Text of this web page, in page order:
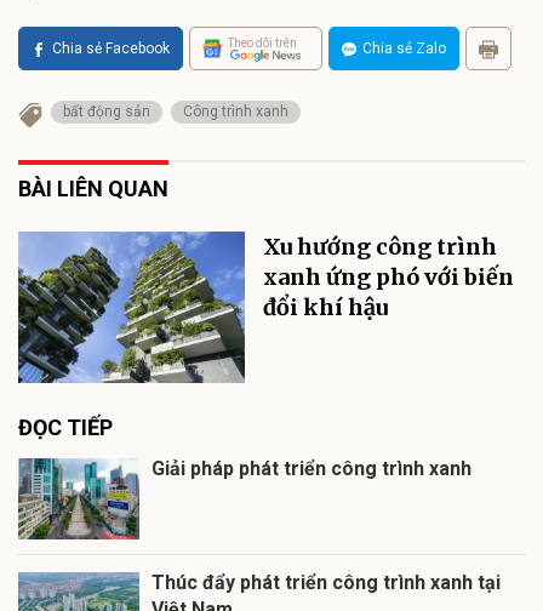
Chia sẻ Facebook Theo dõi trên Chia sẻ Zalo
bất động sản Công trình xanh
BÀI LIÊN QUAN
Xu hướng công trình
xanh ứng phó với biến
đổi khí hậu
ĐỌC TIẾP
Giải pháp phát triển công trình xanh
Thúc đẩy phát triển công trình xanh tại